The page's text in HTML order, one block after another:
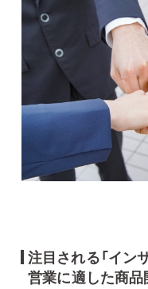
注目される「イン
営業に適した商品